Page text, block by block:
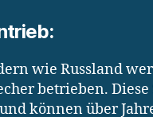
wie Russland
betrieben. Diese
können über